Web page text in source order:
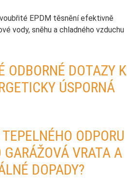
EPDM těsnění efektivně
vody, sněhu a chladného vzduchu
ODBORNÉ DOTAZY K
ÚSPORNÁ
ODPORU
VRATA A
DOPADY?